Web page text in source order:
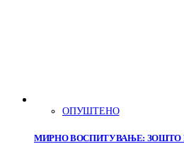
ОПУШТЕНО
МИРНО ВОСПИТУВАЊЕ: ЗОШТО